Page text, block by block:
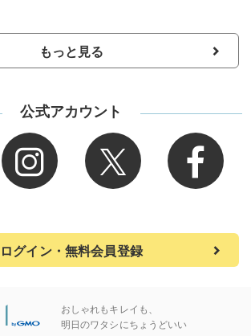
もっと見る
公式アカウント
ログイン・無料会員登録
おしゃれもキレイも、
明日のワタシにちょうどいい